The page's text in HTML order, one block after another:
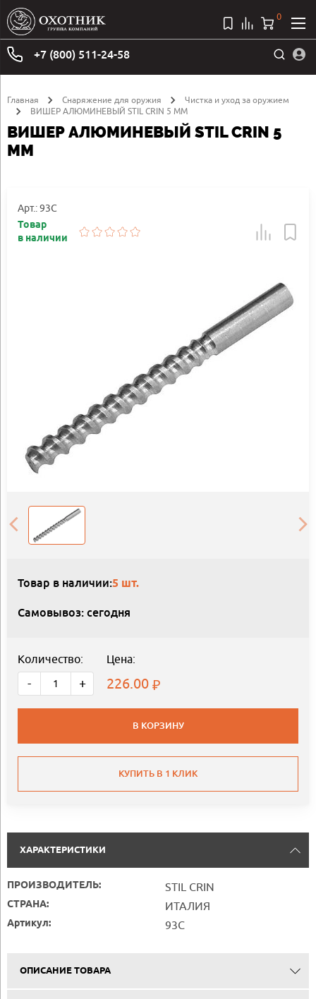
+7 (800) 511-24-58
0
Главная Снаряжение для оружия
Чистка и уход за оружием
ВИШЕР АЛЮМИНЕВЫЙ STIL CRIN 5 ММ
ВИШЕР АЛЮМИНЕВЫЙ STIL CRIN 5
ММ
Арт.: 93C
Товар
в наличии
Товар в наличии:5 шт.
Самовывоз: сегодня
Количество:
- +
Цена:
226.00
В КОРЗИНУ
КУПИТЬ В 1 КЛИК
ХАРАКТЕРИСТИКИ
ПРОИЗВОДИТЕЛЬ: STIL CRIN
СТРАНА: ИТАЛИЯ
Артикул: 93C
ОПИСАНИЕ ТОВАРА